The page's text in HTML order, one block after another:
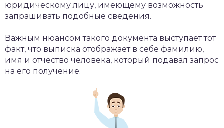
юридическому лицу, имеющему возможность
запрашивать подобные сведения.
Важным нюансом такого документа выступает тот
факт, что выписка отображает в себе фамилию,
имя и отчество человека, который подавал запрос
на его получение.